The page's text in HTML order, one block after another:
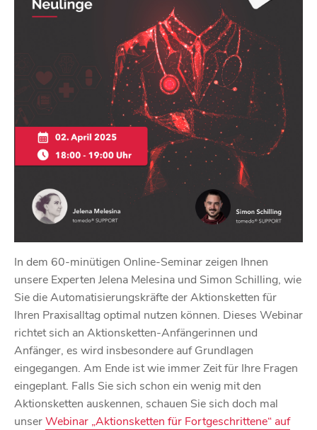
In dem 60-minütigen Online-Seminar zeigen Ihnen
unsere Experten Jelena Melesina und Simon Schilling, wie
Sie die Automatisierungskräfte der Aktionsketten für
Ihren Praxisalltag optimal nutzen können. Dieses Webinar
richtet sich an Aktionsketten-Anfängerinnen und
Anfänger, es wird insbesondere auf Grundlagen
eingegangen. Am Ende ist wie immer Zeit für Ihre Fragen
eingeplant. Falls Sie sich schon ein wenig mit den
Aktionsketten auskennen, schauen Sie sich doch mal
unserWebinar „Aktionsketten für Fortgeschrittene“ auf